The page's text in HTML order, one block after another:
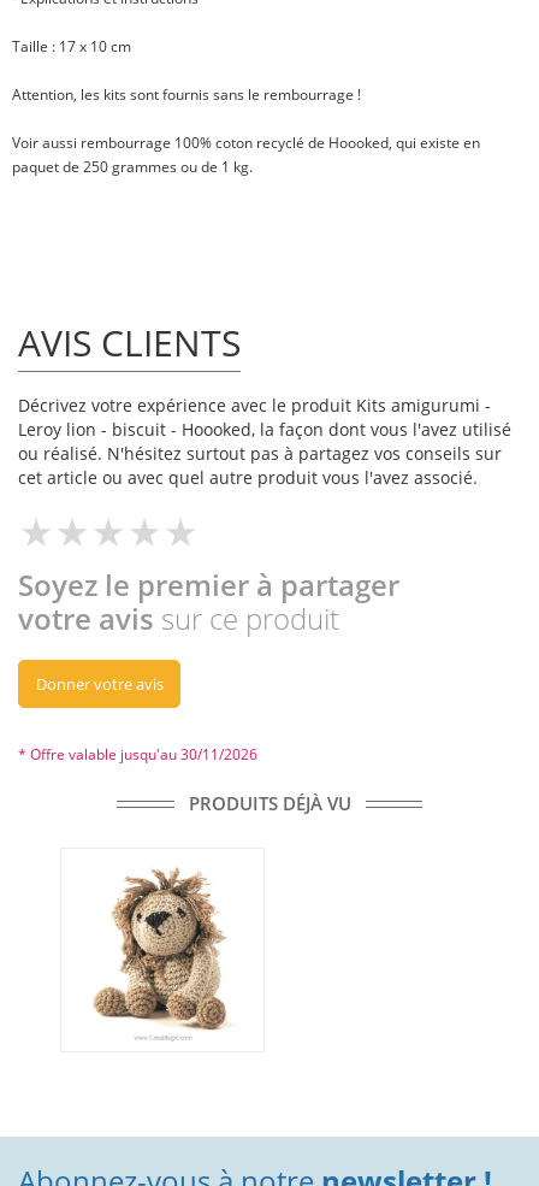
Taille : 17 x 10 cm
Attention, les kits sont fournis sans le rembourrage !
Voir aussi rembourrage 100% coton recyclé de Hoooked, qui existe en
paquet de 250 grammes oude 1 kg.
AVIS CLIENTS
Décrivez votre expérience avec le produit Kits amigurumi -
Leroy lion - biscuit - Hoooked, la façon dont vous l'avez utilisé
ou réalisé. N'hésitez surtout pas à partagez vos conseils sur
cet article ou avec quel autre produit vous l'avez associé.
Soyez le premier à partager
votre avis sur ce produit
Donner votre avis
* Offre valable jusqu'au 30/11/2026
PRODUITS DÉJÀ VU